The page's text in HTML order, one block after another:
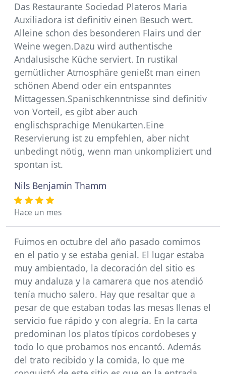
Das Restaurante Sociedad Plateros Maria
Auxiliadora ist definitiv einen Besuch wert.
Alleine schon des besonderen Flairs und der
Weine wegen.Dazu wird authentische
Andalusische Küche serviert. In rustikal
gemütlicher Atmosphäre genießt man einen
schönen Abend oder ein entspanntes
Mittagessen.Spanischkenntnisse sind definitiv
von Vorteil, es gibt aber auch
englischsprachige Menükarten.Eine
Reservierung ist zu empfehlen, aber nicht
unbedingt nötig, wenn man unkompliziert und
spontan ist.
Nils Benjamin Thamm
Hace un mes
Fuimos en octubre del año pasado comimos
en el patio y se estaba genial. El lugar estaba
muy ambientado, la decoración del sitio es
muy andaluza y la camarera que nos atendió
tenía mucho salero. Hay que resaltar que a
pesar de que estaban todas las mesas llenas el
servicio fue rápido y con alegría. En la carta
predominan los platos típicos cordobeses y
todo lo que probamos nos encantó. Además
del trato recibido y la comida, lo que me